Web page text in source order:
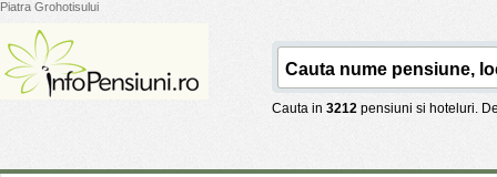
Piatra Grohotisului
Cauta in 3212 pensiuni si hoteluri.